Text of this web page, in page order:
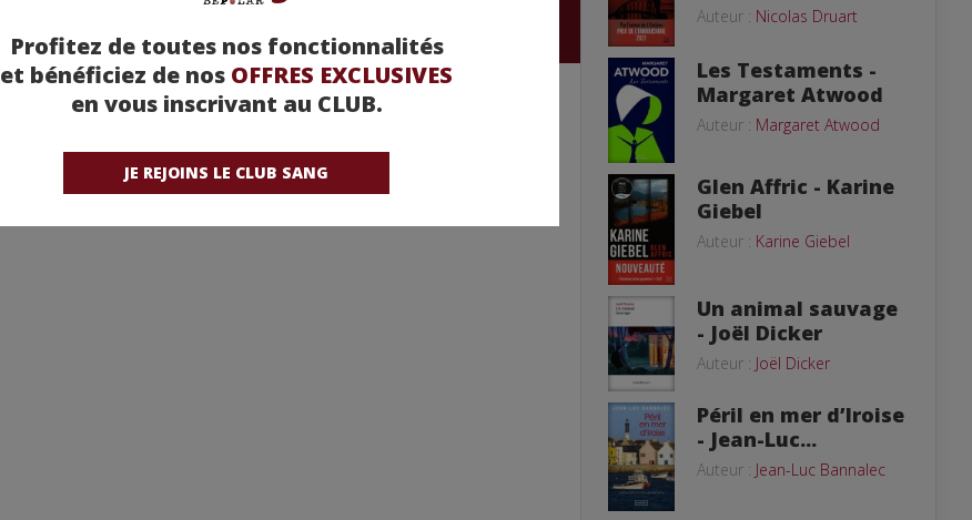
Profitez de toutes nos fonctionnalités
et bénéficiez de nos OFFRES EXCLUSIVES
en vous inscrivant au CLUB.
JE REJOINS LE CLUB SANG
Auteur : Nicolas Druart
Les Testaments -
Margaret Atwood
Auteur : Margaret Atwood
Glen Affric - Karine
Giebel
Auteur : Karine Giebel
Un animal sauvage
- Joël Dicker
Auteur : Joël Dicker
Péril en mer d’Iroise
- Jean-Luc...
Auteur : Jean-Luc Bannalec